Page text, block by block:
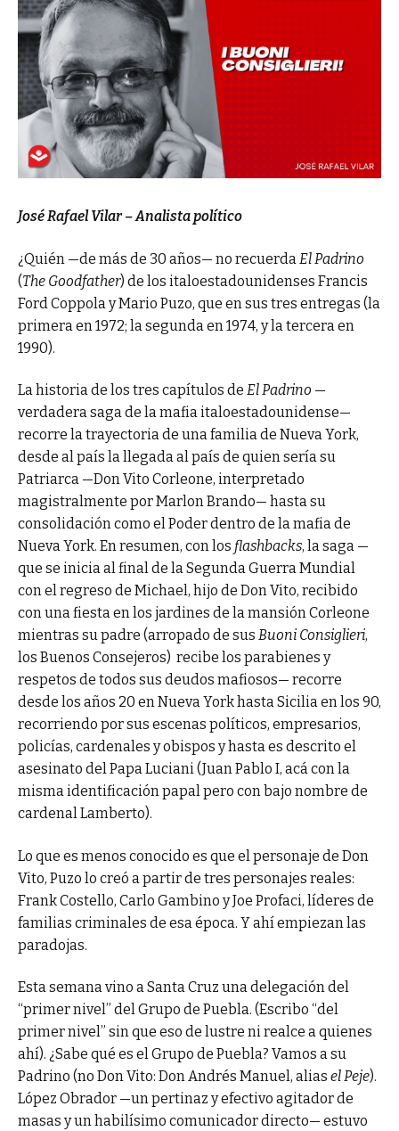
José Rafael Vilar – Analista político
¿Quién —de más de 30 años— no recuerda El Padrino
(The Goodfather) de los italoestadounidenses Francis
Ford Coppola y Mario Puzo, que en sus tres entregas (la
primera en 1972; la segunda en 1974, y la tercera en
1990).
La historia de los tres capítulos de El Padrino —
verdadera saga de la mafia italoestadounidense—
recorre la trayectoria de una familia de Nueva York,
desde al país la llegada al país de quien sería su
Patriarca —Don Vito Corleone, interpretado
magistralmente por Marlon Brando— hasta su
consolidación como el Poder dentro de la mafia de
Nueva York. En resumen, con los flashbacks, la saga —
que se inicia al final de la Segunda Guerra Mundial
con el regreso de Michael, hijo de Don Vito, recibido
con una fiesta en los jardines de la mansión Corleone
mientras su padre (arropado de sus Buoni Consiglieri,
los Buenos Consejeros) recibe los parabienes y
respetos de todos sus deudos mafiosos— recorre
desde los años 20 en Nueva York hasta Sicilia en los 90,
recorriendo por sus escenas políticos, empresarios,
policías, cardenales y obispos y hasta es descrito el
asesinato del Papa Luciani (Juan Pablo I, acá con la
misma identificación papal pero con bajo nombre de
cardenal Lamberto).
Lo que es menos conocido es que el personaje de Don
Vito, Puzo lo creó a partir de tres personajes reales:
Frank Costello, Carlo Gambino y Joe Profaci, líderes de
familias criminales de esa época. Y ahí empiezan las
paradojas.
Esta semana vino a Santa Cruz una delegación del
“primer nivel” del Grupo de Puebla. (Escribo “del
primer nivel” sin que eso de lustre ni realce a quienes
ahí). ¿Sabe qué es el Grupo de Puebla? Vamos a su
Padrino (no Don Vito: Don Andrés Manuel, alias el Peje).
López Obrador —un pertinaz y efectivo agitador de
masas y un habilísimo comunicador directo— estuvo